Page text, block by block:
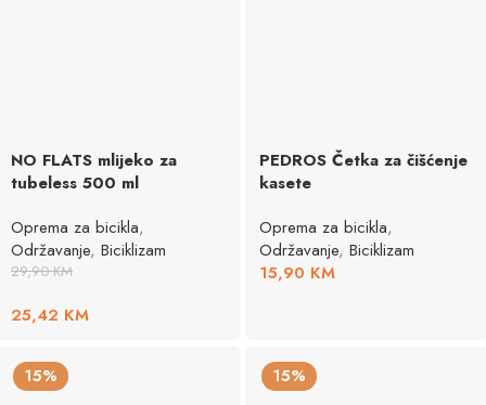
NO FLATS mlijeko za
tubeless 500 ml
Oprema za bicikla,
Održavanje, Biciklizam
29,90KM
25,42 KM
PEDROS Četka za čišćenje
kasete
Oprema za bicikla,
Održavanje, Biciklizam
15,90 KM
15% 15%